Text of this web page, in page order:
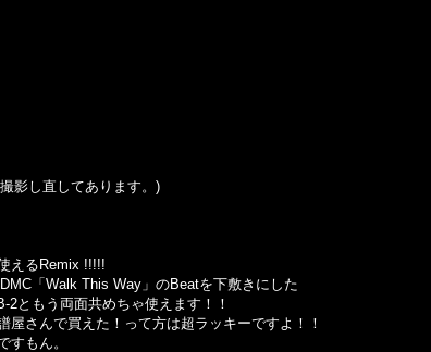
影し直してあります。 )
えるRemix !!!!!
「Walk This Way」のBeatを下敷きにした
2ともう両面共めちゃ使えます！！
さんで買えた！って方は超ラッキーですよ！！
すもん。